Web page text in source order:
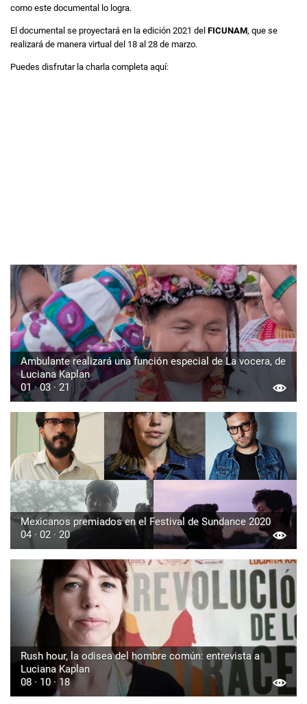
como este documental lo logra.
El documental se proyectará en la edición 2021 del FICUNAM, que se
realizará de manera virtual del 18 al 28 de marzo.
Puedes disfrutar la charla completa aquí:
Ambulante realizará una función especial de La vocera, de
Luciana Kaplan
01 · 03 · 21
Mexicanos premiados en el Festival de Sundance 2020
04 · 02 · 20
Rush hour, la odisea del hombre común: entrevista a
Luciana Kaplan
08 · 10 · 18